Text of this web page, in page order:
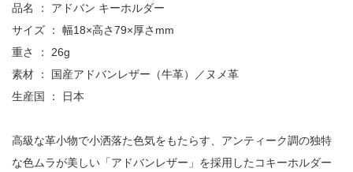
品名 ： アドバン キーホルダー
サイズ ： 幅18×高さ79×厚さmm
重さ ： 26g
素材 ： 国産アドバンレザー（牛革）／ヌメ革
生産国 ： 日本
高級な革小物で小洒落た色気をもたらす、アンティーク調の独特
な色ムラが美しい「アドバンレザー」を採用したコキーホルダー